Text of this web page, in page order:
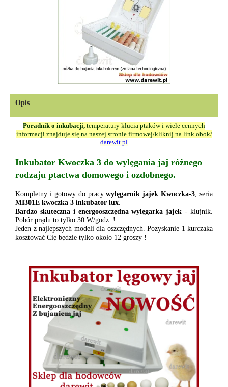
Opis
Poradnik o inkubacji, temperatury klucia ptaków i wiele cennych
informacji znajduje się na naszej stronie firmowej/kliknij na link obok/
darewit.pl
Inkubator Kwoczka 3 do wylęgania jaj różnego
rodzaju ptactwa domowego i ozdobnego.
Kompletny i gotowy do pracywylęgarnik jajek Kwoczka-3, seria
MI301E kwoczka 3 inkubator lux.
Bardzo skuteczna i energooszczędna wylęgarka jajek - klujnik.
Pobór prądu to tylko 30 W/godz. !
Jeden z najlepszych modeli dla oszczędnych. Pozyskanie 1 kurczaka
kosztować Cię będzie tylko około 12 groszy !